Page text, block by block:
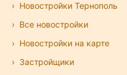
Новостройки Тернополь
Все новостройки
Новостройки на карте
Застройщики